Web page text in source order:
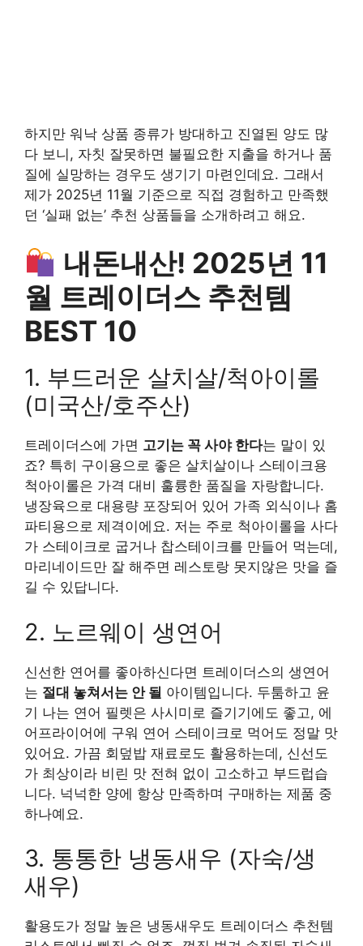
하지만 워낙 상품 종류가 방대하고 진열된 양도 많
다 보니, 자칫 잘못하면 불필요한 지출을 하거나 품
질에 실망하는 경우도 생기기 마련인데요. 그래서
제가 2025년 11월 기준으로 직접 경험하고 만족했
던 ‘실패 없는’ 추천 상품들을 소개하려고 해요.
내돈내산! 2025년 11
월 트레이더스 추천템
BEST 10
1. 부드러운 살치살/척아이롤
(미국산/호주산)
트레이더스에 가면 고기는 꼭 사야 한다는 말이 있
죠? 특히 구이용으로 좋은 살치살이나 스테이크용
척아이롤은 가격 대비 훌륭한 품질을 자랑합니다.
냉장육으로 대용량 포장되어 있어 가족 외식이나 홈
파티용으로 제격이에요. 저는 주로 척아이롤을 사다
가 스테이크로 굽거나 찹스테이크를 만들어 먹는데,
마리네이드만 잘 해주면 레스토랑 못지않은 맛을 즐
길 수 있답니다.
2. 노르웨이 생연어
신선한 연어를 좋아하신다면 트레이더스의 생연어
는 절대 놓쳐서는 안 될 아이템입니다. 두툼하고 윤
기 나는 연어 필렛은 사시미로 즐기기에도 좋고, 에
어프라이어에 구워 연어 스테이크로 먹어도 정말 맛
있어요. 가끔 회덮밥 재료로도 활용하는데, 신선도
가 최상이라 비린 맛 전혀 없이 고소하고 부드럽습
니다. 넉넉한 양에 항상 만족하며 구매하는 제품 중
하나예요.
3. 통통한 냉동새우 (자숙/생
새우)
활용도가 정말 높은 냉동새우도 트레이더스 추천템